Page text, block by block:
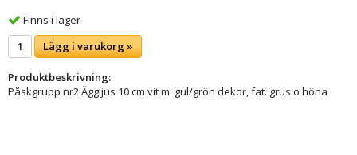
Finns i lager
Lägg i varukorg »
Produktbeskrivning:
Påskgrupp nr2 Äggljus 10 cm vit m. gul/grön dekor, fat. grus o höna